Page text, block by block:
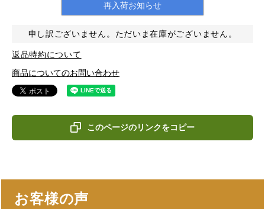
再入荷お知らせ
申し訳ございません。ただいま在庫がございません。
返品特約について
商品についてのお問い合わせ
このページのリンクをコピー
お客様の声